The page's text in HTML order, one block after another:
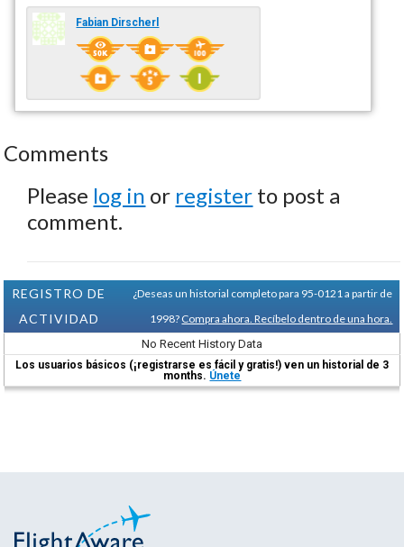
Fabian Dirscherl
Comments
Please log in or register to post a
comment.
REGISTRO DE
ACTIVIDAD
¿Deseas un historial completo para 95-0121 a partir de
1998? Compra ahora. Recíbelo dentro de una hora.
No Recent History Data
Los usuarios básicos (¡registrarse es fácil y gratis!) ven un historial de 3
months. Únete